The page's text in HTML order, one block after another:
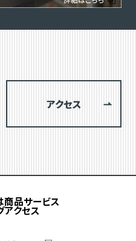
アクセス
商品サービス
アクセス